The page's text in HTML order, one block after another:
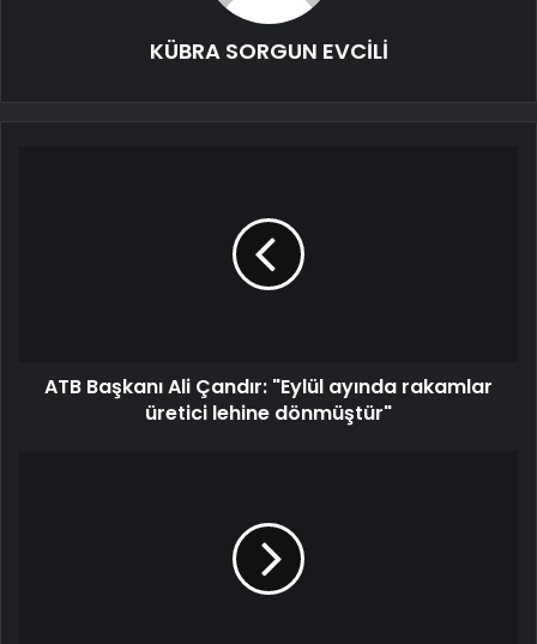
KÜBRA SORGUN EVCİLİ
ATB Başkanı Ali Çandır: "Eylül ayında rakamlar
üretici lehine dönmüştür"